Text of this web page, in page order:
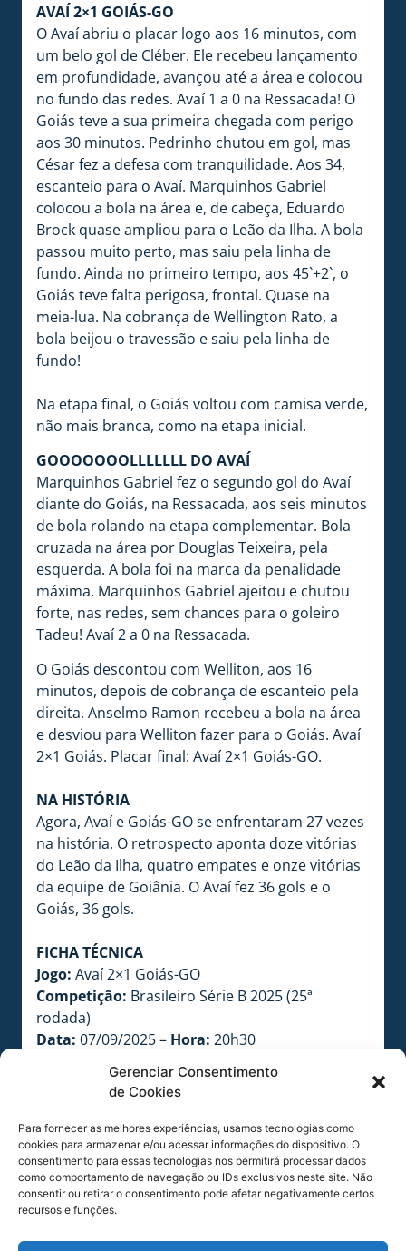
Gerenciar Consentimento
de Cookies
Para fornecer as melhores experiências, usamos tecnologias como
cookies para armazenar e/ou acessar informações do dispositivo. O
consentimento para essas tecnologias nos permitirá processar dados
como comportamento de navegação ou IDs exclusivos neste site. Não
consentir ou retirar o consentimento pode afetar negativamente certos
recursos e funções.
AVAÍ 2×1 GOIÁS-GO
O Avaí abriu o placar logo aos 16 minutos, com
um belo gol de Cléber. Ele recebeu lançamento
em profundidade, avançou até a área e colocou
no fundo das redes. Avaí 1 a 0 na Ressacada! O
Goiás teve a sua primeira chegada com perigo
aos 30 minutos. Pedrinho chutou em gol, mas
César fez a defesa com tranquilidade. Aos 34,
escanteio para o Avaí. Marquinhos Gabriel
colocou a bola na área e, de cabeça, Eduardo
Brock quase ampliou para o Leão da Ilha. A bola
passou muito perto, mas saiu pela linha de
fundo. Ainda no primeiro tempo, aos 45`+2`, o
Goiás teve falta perigosa, frontal. Quase na
meia-lua. Na cobrança de Wellington Rato, a
bola beijou o travessão e saiu pela linha de
fundo!
Na etapa final, o Goiás voltou com camisa verde,
não mais branca, como na etapa inicial.
GOOOOOOOLLLLLLL DO AVAÍ
Marquinhos Gabriel fez o segundo gol do Avaí
diante do Goiás, na Ressacada, aos seis minutos
de bola rolando na etapa complementar. Bola
cruzada na área por Douglas Teixeira, pela
esquerda. A bola foi na marca da penalidade
máxima. Marquinhos Gabriel ajeitou e chutou
forte, nas redes, sem chances para o goleiro
Tadeu! Avaí 2 a 0 na Ressacada.
O Goiás descontou com Welliton, aos 16
minutos, depois de cobrança de escanteio pela
direita. Anselmo Ramon recebeu a bola na área
e desviou para Welliton fazer para o Goiás. Avaí
2×1 Goiás. Placar final: Avaí 2×1 Goiás-GO.
NA HISTÓRIA
Agora, Avaí e Goiás-GO se enfrentaram 27 vezes
na história. O retrospecto aponta doze vitórias
do Leão da Ilha, quatro empates e onze vitórias
da equipe de Goiânia. O Avaí fez 36 gols e o
Goiás, 36 gols.
FICHA TÉCNICA
Jogo: Avaí 2×1 Goiás-GO
Competição: Brasileiro Série B 2025 (25ª
rodada)
Data: 07/09/2025 – Hora: 20h30
Dr. Aderbal Ramos da Silva (Ressacada)
Florianópolis-SC
ARBITRAGEM DA PARTIDA
Árbitro:Fernando Antônio Mendes de Salles
Nascimento Filho-PA
Árbitro assistente 1:Dimmi Yuri das Chagas
Cardoso-AM